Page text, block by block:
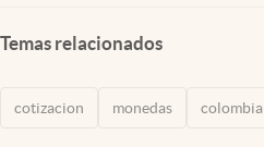
Temas relacionados
cotizacion monedas colombia